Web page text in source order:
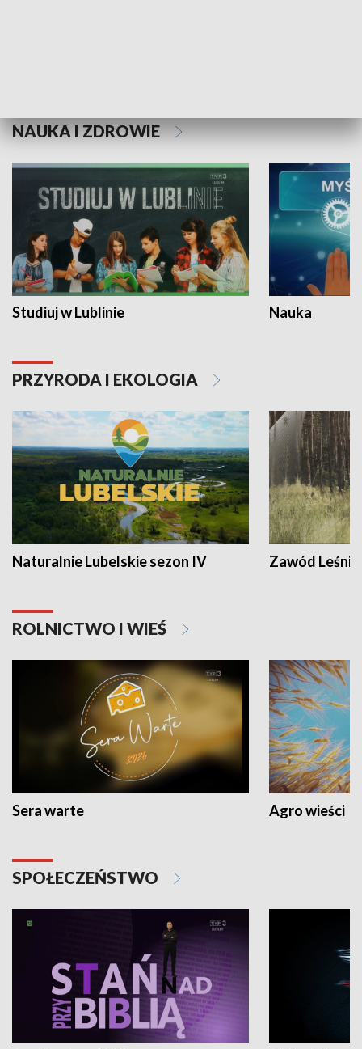
NAUKA I ZDROWIE
Studiuj w Lublinie Nauka
PRZYRODA I EKOLOGIA
Naturalnie Lubelskie sezon IV Zawód Leśnik
ROLNICTWO I WIEŚ
Sera warte Agro wieści
SPOŁECZEŃSTWO